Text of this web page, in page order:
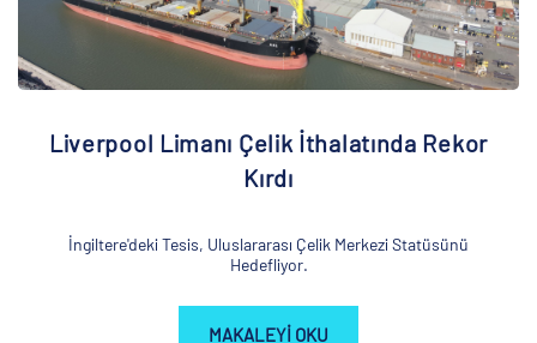
Liverpool Limanı Çelik İthalatında Rekor
Kırdı
İngiltere'deki Tesis, Uluslararası Çelik Merkezi Statüsünü
Hedefliyor.
MAKALEYI OKU